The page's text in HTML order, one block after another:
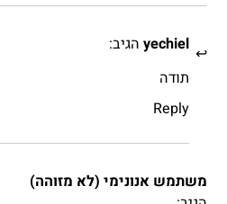
yechiel הגיב:
תודה
Reply
משתמש אנונימי (לא מזוהה)